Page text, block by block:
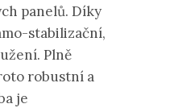
panelů. Díky
stabilizační,
Plně
robustní a
je